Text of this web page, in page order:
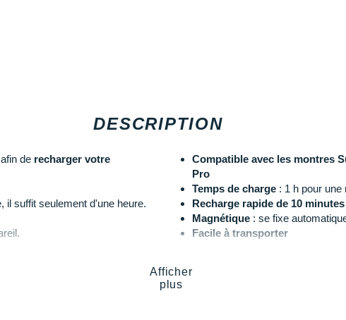
DESCRIPTION
de recharger votre
il suffit seulement d'une heure.
Compatible avec les montres
Pro
Temps de charge: 1 h pour une
Recharge rapide de 10 minutes
Magnétique : se fixe
Facile à transporter
Les autres produits
Afficher
plus